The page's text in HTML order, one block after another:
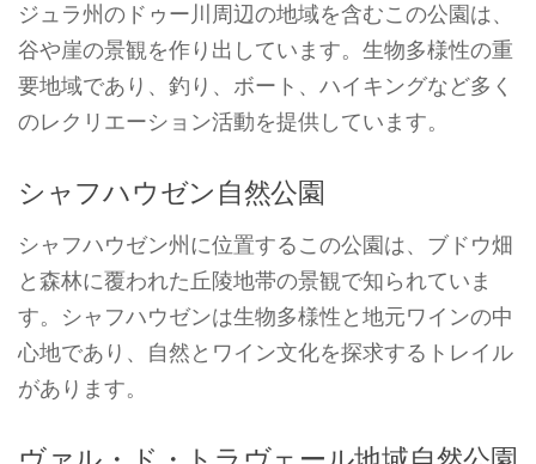
ジュラ州のドゥー川周辺の地域を含むこの公園は、
谷や崖の景観を作り出しています。生物多様性の重
要地域であり、釣り、ボート、ハイキングなど多く
のレクリエーション活動を提供しています。
シャフハウゼン自然公園
シャフハウゼン州に位置するこの公園は、ブドウ畑
と森林に覆われた丘陵地帯の景観で知られていま
す。シャフハウゼンは生物多様性と地元ワインの中
心地であり、自然とワイン文化を探求するトレイル
があります。